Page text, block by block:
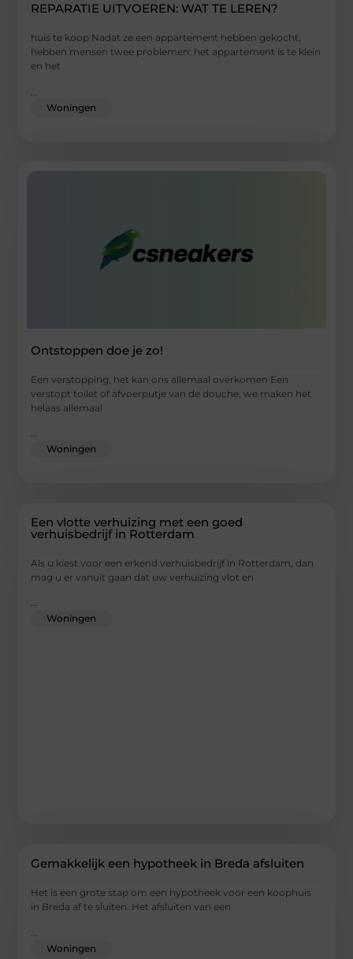
REPARATIE UITVOEREN: WAT TE LEREN?
huis te koop Nadat ze een appartement hebben gekocht,
hebben mensen twee problemen: het appartement is te klein
en het
Woningen
Ontstoppen doe je zo!
Een verstopping, het kan ons allemaal overkomen Een
verstopt toilet of afvoerputje van de douche, we maken het
helaas allemaal
...
Woningen
Een vlotte verhuizing met een goed
verhuisbedrijf in Rotterdam
Als u kiest voor een erkend verhuisbedrijf in Rotterdam, dan
mag u er vanuit gaan dat uw verhuizing vlot en
...
Woningen
Gemakkelijk een hypotheek in Breda afsluiten
Het is een grote stap om een hypotheek voor een koophuis
in Breda af te sluiten. Het afsluiten van een
Woningen